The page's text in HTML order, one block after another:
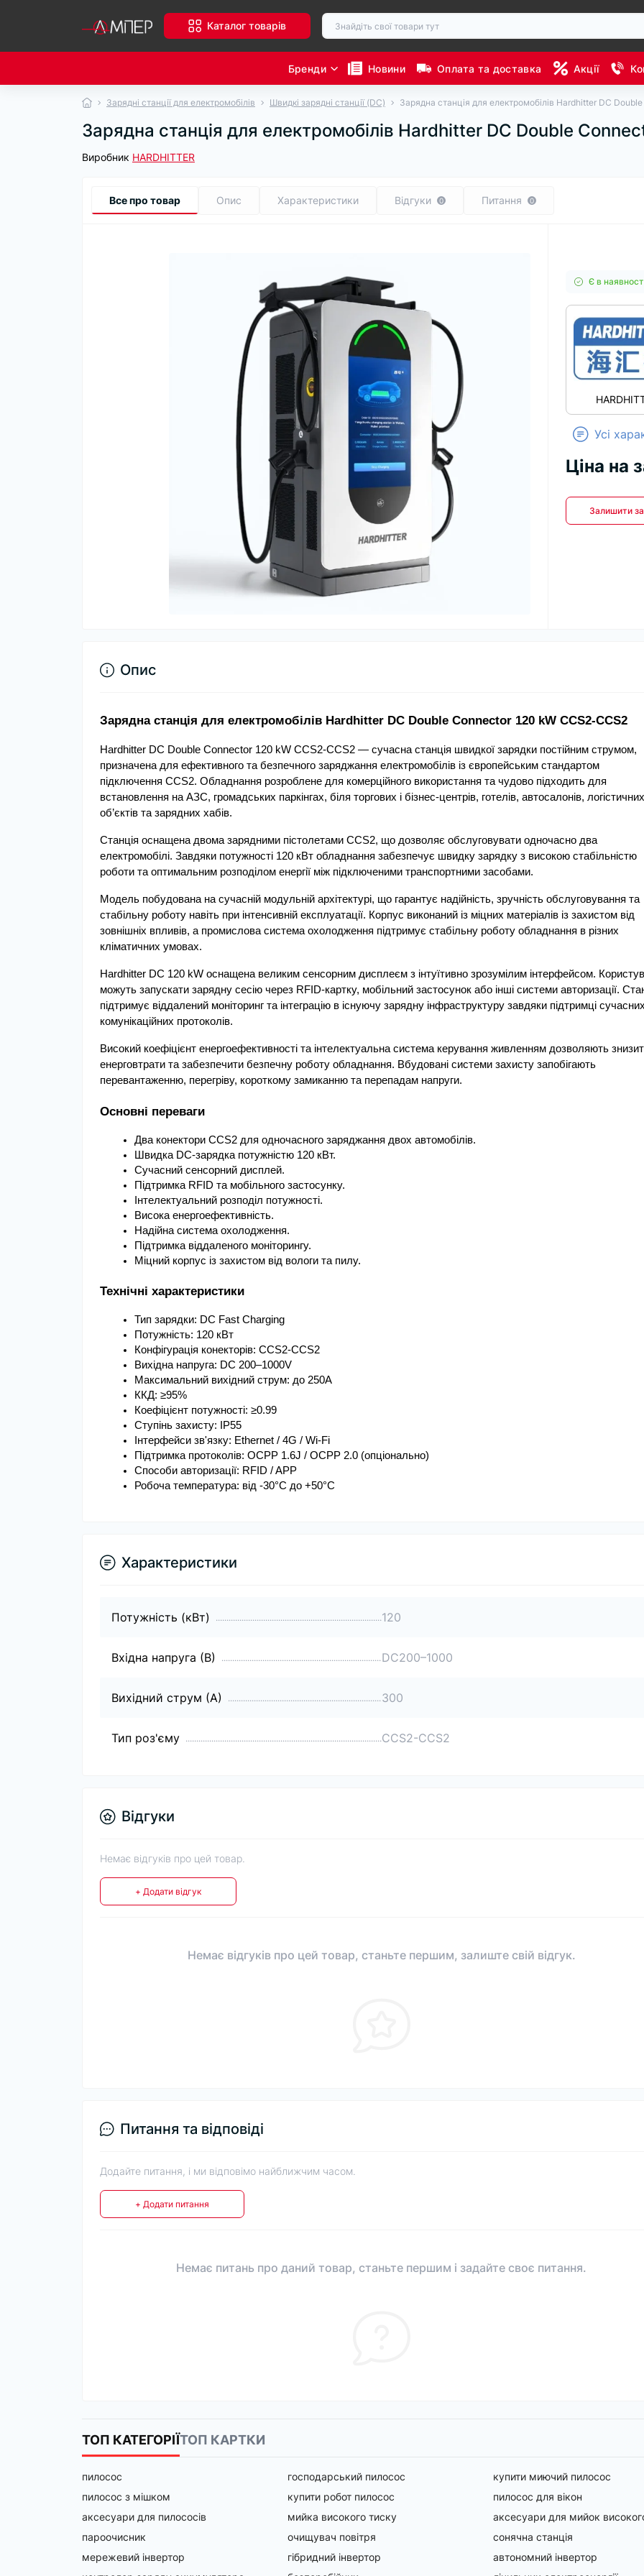
Каталог товарів
Бренди Новини Оплата та доставка Акції
Зарядні станції для електромобілів Швидкі зарядні станції (DC) Зарядна станція для електромобілів Hardhitter DC
Зарядна станція для електромобілів Hardhitter DC Double
Виробник HARDHITTER
Все про товар Опис Характеристики Відгуки 0 Питання 0
Є в
Усі
Ціна на
Залишити
Опис
Зарядна станція для електромобілів Hardhitter DC Double Connector 120 kW CCS2-CCS2
Hardhitter DC Double Connector 120 kW CCS2-CCS2 — сучасна станція швидкої зарядки постійним струмом,
призначена для ефективного та безпечного заряджання електромобілів із європейським стандартом
підключення CCS2. Обладнання розроблене для комерційного використання та чудово підходить для
встановлення на АЗС, громадських паркінгах, біля торгових і бізнес-центрів, готелів, автосалонів, логістичних
об’єктів та зарядних хабів.
Станція оснащена двома зарядними пістолетами CCS2, що дозволяє обслуговувати одночасно два
електромобілі. Завдяки потужності 120 кВт обладнання забезпечує швидку зарядку з високою стабільністю
роботи та оптимальним розподілом енергії між підключеними транспортними засобами.
Модель побудована на сучасній модульній архітектурі, що гарантує надійність, зручність обслуговування та
стабільну роботу навіть при інтенсивній експлуатації. Корпус виконаний із міцних матеріалів із захистом від
зовнішніх впливів, а промислова система охолодження підтримує стабільну роботу обладнання в різних
кліматичних умовах.
Hardhitter DC 120 kW оснащена великим сенсорним дисплеєм з інтуїтивно зрозумілим інтерфейсом.
можуть запускати зарядну сесію через RFID-картку, мобільний застосунок або інші системи авторизації.
підтримує віддалений моніторинг та інтеграцію в існуючу зарядну інфраструктуру завдяки підтримці сучасних
комунікаційних протоколів.
Високий коефіцієнт енергоефективності та інтелектуальна система керування живленням дозволяють
енерговтрати та забезпечити безпечну роботу обладнання. Вбудовані системи захисту запобігають
перевантаженню, перегріву, короткому замиканню та перепадам напруги.
Основні переваги
Два конектори CCS2 для одночасного заряджання двох автомобілів.
Швидка DC-зарядка потужністю 120 кВт.
Сучасний сенсорний дисплей.
Підтримка RFID та мобільного застосунку.
Інтелектуальний розподіл потужності.
Висока енергоефективність.
Надійна система охолодження.
Підтримка віддаленого моніторингу.
Міцний корпус із захистом від вологи та пилу.
Технічні характеристики
Тип зарядки: DC Fast Charging
Потужність: 120 кВт
Конфігурація конекторів: CCS2-CCS2
Вихідна напруга: DC 200–1000V
Максимальний вихідний струм: до 250A
ККД: ≥95%
Коефіцієнт потужності: ≥0.99
Ступінь захисту: IP55
Інтерфейси зв'язку: Ethernet / 4G / Wi-Fi
Підтримка протоколів: OCPP 1.6J / OCPP 2.0 (опціонально)
Способи авторизації: RFID / APP
Робоча температура: від -30°C до +50°C
Характеристики
Потужність (кВт) 120
Вхідна напруга (В) DC200–1000
Вихідний струм (А) 300
Тип роз'єму CCS2-CCS2
Відгуки
Немає відгуків про цей товар.
+ Додати відгук
Немає відгуків про цей товар, станьте першим, залиште свій відгук.
Питання та відповіді
Додайте питання, і ми відповімо найближчим часом.
+ Додати питання
Немає питань про даний товар, станьте першим і задайте своє питання.
ТОП КАТЕГОРІЇТОП КАРТКИ
пилосос господарський пилосос купити миючий пилосос
пилосос з мішком
купити робот пилосос пилосос для вікон
аксесуари для пилососів
мийка високого тиску аксесуари для мийок
пароочисник
очищувач повітря сонячна станція
мережевий інвертор
гібридний інвертор автономний інвертор